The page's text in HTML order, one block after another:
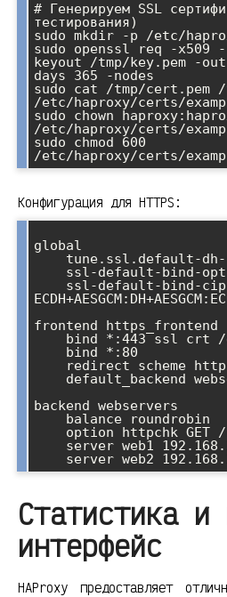
# Генерируем SSL
тестирования)
sudo mkdir -p /etc/
sudo openssl req -x509
keyout /tmp/key.pem -
days 365 -nodes
sudo cat /tmp/cert.pem /
/etc/haproxy/certs/
sudo chown
/etc/haproxy/certs/
sudo chmod 600
Конфигурация для HTTPS:
global
frontend https_frontend
backend webservers
Статистика и
интерфейс
HAProxy предоставляет